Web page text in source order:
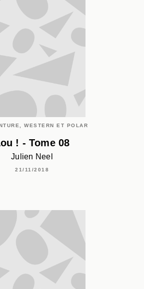
WESTERN ET POLAR
! - Tome 08
Julien Neel
21/11/2018